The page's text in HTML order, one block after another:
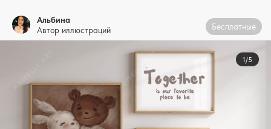
Альбина
Автор иллюстраций
1/5
Бесплатные